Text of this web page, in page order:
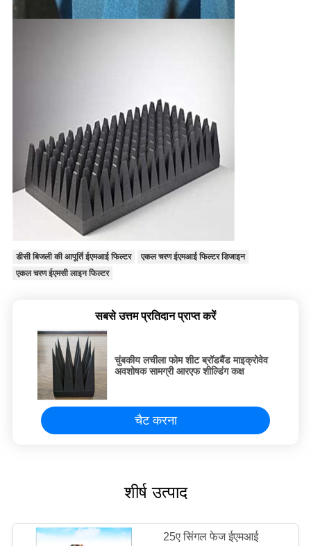
डीसी बिजली की आपूर्ति ईएमआई फिल्टर
एकल चरण ईएमआई फिल्टर डिजाइन
एकल चरण ईएमसी लाइन फिल्टर
सबसे उत्तम प्रतिदान प्राप्त करें
चुंबकीय लचीला फोम शीट ब्रॉडबैंड माइक्रोवेव
अवशोषक सामग्री आरएफ शील्डिंग कक्ष
चैट करना
शीर्ष उत्पाद
25ए सिंगल फेज ईएमआई